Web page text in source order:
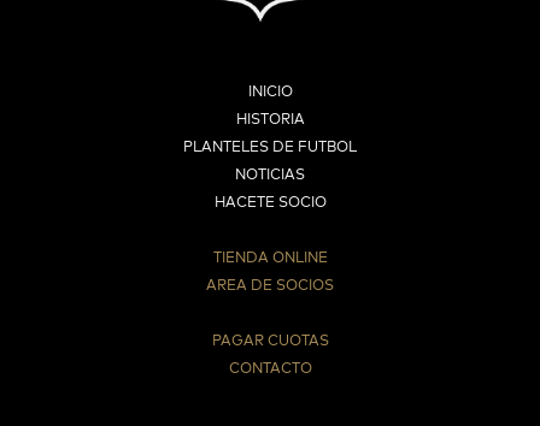
INICIO
HISTORIA
PLANTELES DE FUTBOL
NOTICIAS
HACETE SOCIO
TIENDA ONLINE
AREA DE SOCIOS
PAGAR CUOTAS
CONTACTO